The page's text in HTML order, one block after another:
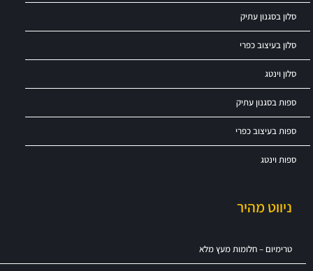
סלון בסגנון עתיק
סלון בעיצוב כפרי
סלון וינטג
ספות בסגנון עתיק
ספות בעיצוב כפרי
ספות וינטג
ניווט מהיר
טרימיום – חלומות מעץ מלא